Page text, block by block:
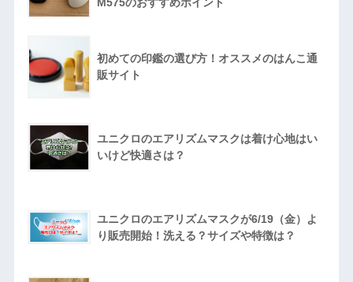
M575のおすすめポイント
初めての印鑑の選び方！オススメのはんこ通
販サイト
ユニクロのエアリズムマスクは着け心地はい
いけど快適さは？
ユニクロのエアリズムマスクが6/19（金）よ
り販売開始！洗える？サイズや特徴は？